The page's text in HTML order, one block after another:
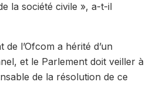
la société civile », a-t-il
l’Ofcom a hérité d’un
et le Parlement doit veiller à
de la résolution de ce